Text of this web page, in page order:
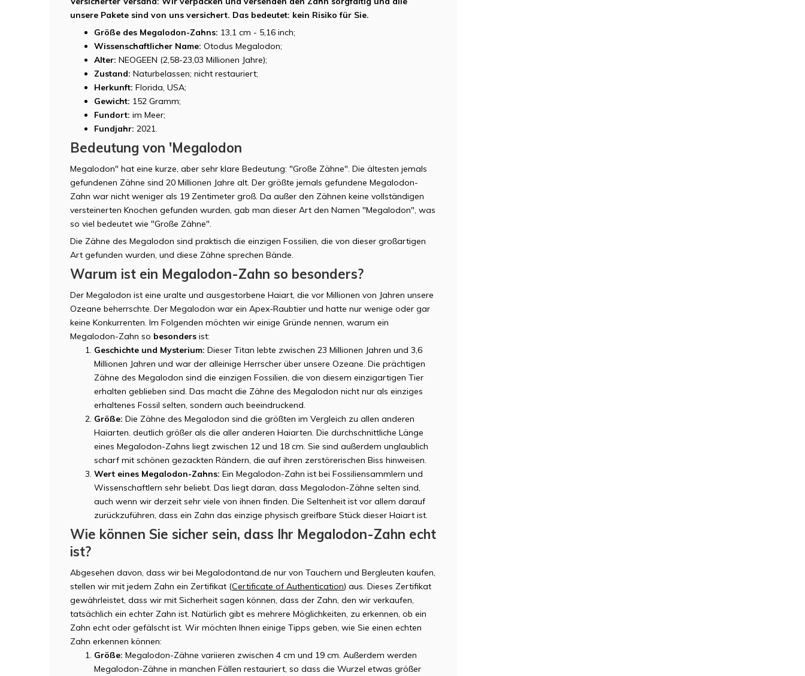
unsere Pakete sind von uns versichert. Das bedeutet: kein Risiko für Sie.
Größe des Megalodon-Zahns: 13,1 cm - 5,16 inch;
Wissenschaftlicher Name: Otodus Megalodon;
Alter: NEOGEEN (2,58-23,03 Millionen Jahre);
Zustand: Naturbelassen; nicht restauriert;
Herkunft: Florida, USA;
Gewicht: 152 Gramm;
Fundort: im Meer;
Fundjahr: 2021.
Bedeutung von 'Megalodon
Megalodon" hat eine kurze, aber sehr klare Bedeutung: "Große Zähne". Die ältesten jemals
gefundenen Zähne sind 20 Millionen Jahre alt. Der größte jemals gefundene Megalodon-
Zahn war nicht weniger als 19 Zentimeter groß. Da außer den Zähnen keine vollständigen
versteinerten Knochen gefunden wurden, gab man dieser Art den Namen "Megalodon", was
so viel bedeutet wie "Große Zähne".
Die Zähne des Megalodon sind praktisch die einzigen Fossilien, die von dieser großartigen
Art gefunden wurden, und diese Zähne sprechen Bände.
Warum ist ein Megalodon-Zahn so besonders?
Der Megalodon ist eine uralte und ausgestorbene Haiart, die vor Millionen von Jahren unsere
Ozeane beherrschte. Der Megalodon war ein Apex-Raubtier und hatte nur wenige oder gar
keine Konkurrenten. Im Folgenden möchten wir einige Gründe nennen, warum ein
Megalodon-Zahn so besonders ist:
Geschichte und Mysterium: Dieser Titan lebte zwischen 23 Millionen Jahren und 3,6
Millionen Jahren und war der alleinige Herrscher über unsere Ozeane. Die prächtigen
Zähne des Megalodon sind die einzigen Fossilien, die von diesem einzigartigen Tier
erhalten geblieben sind. Das macht die Zähne des Megalodon nicht nur als einziges
erhaltenes Fossil selten, sondern auch beeindruckend.
Größe: Die Zähne des Megalodon sind die größten im Vergleich zu allen anderen
Haiarten. deutlich größer als die aller anderen Haiarten. Die durchschnittliche Länge
eines Megalodon-Zahns liegt zwischen 12 und 18 cm. Sie sind außerdem unglaublich
scharf mit schönen gezackten Rändern, die auf ihren zerstörerischen Biss hinweisen.
Wert eines Megalodon-Zahns: Ein Megalodon-Zahn ist bei Fossiliensammlern und
Wissenschaftlern sehr beliebt. Das liegt daran, dass Megalodon-Zähne selten sind,
auch wenn wir derzeit sehr viele von ihnen finden. Die Seltenheit ist vor allem darauf
zurückzuführen, dass ein Zahn das einzige physisch greifbare Stück dieser Haiart ist.
Wie können Sie sicher sein, dass Ihr Megalodon-Zahn echt
ist?
Abgesehen davon, dass wir bei Megalodontand.de nur von Tauchern und Bergleuten kaufen,
stellen wir mit jedem Zahn ein Zertifikat (Certificate of Authentication) aus. Dieses Zertifikat
gewährleistet, dass wir mit Sicherheit sagen können, dass der Zahn, den wir verkaufen,
tatsächlich ein echter Zahn ist. Natürlich gibt es mehrere Möglichkeiten, zu erkennen, ob ein
Zahn echt oder gefälscht ist. Wir möchten Ihnen einige Tipps geben, wie Sie einen echten
Zahn erkennen können:
Größe: Megalodon-Zähne variieren zwischen 4 cm und 19 cm. Außerdem werden
Megalodon-Zähne in manchen Fällen restauriert, so dass die Wurzel etwas größer